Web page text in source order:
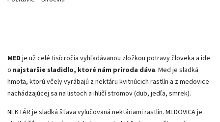
MED je už celé tisícročia vyhľadávanou zložkou potravy človeka a ide
o najstaršie sladidlo, ktoré nám príroda dáva. Med je sladká
hmota, ktorú včely vyrábajú z nektáru kvitnúcich rastlín a z medovice
nachádzajúcej sa na listoch a ihličí stromov (dub, jedľa, smrek).
NEKTÁR je sladká šťava vylučovaná nektáriami rastlín. MEDOVICA je